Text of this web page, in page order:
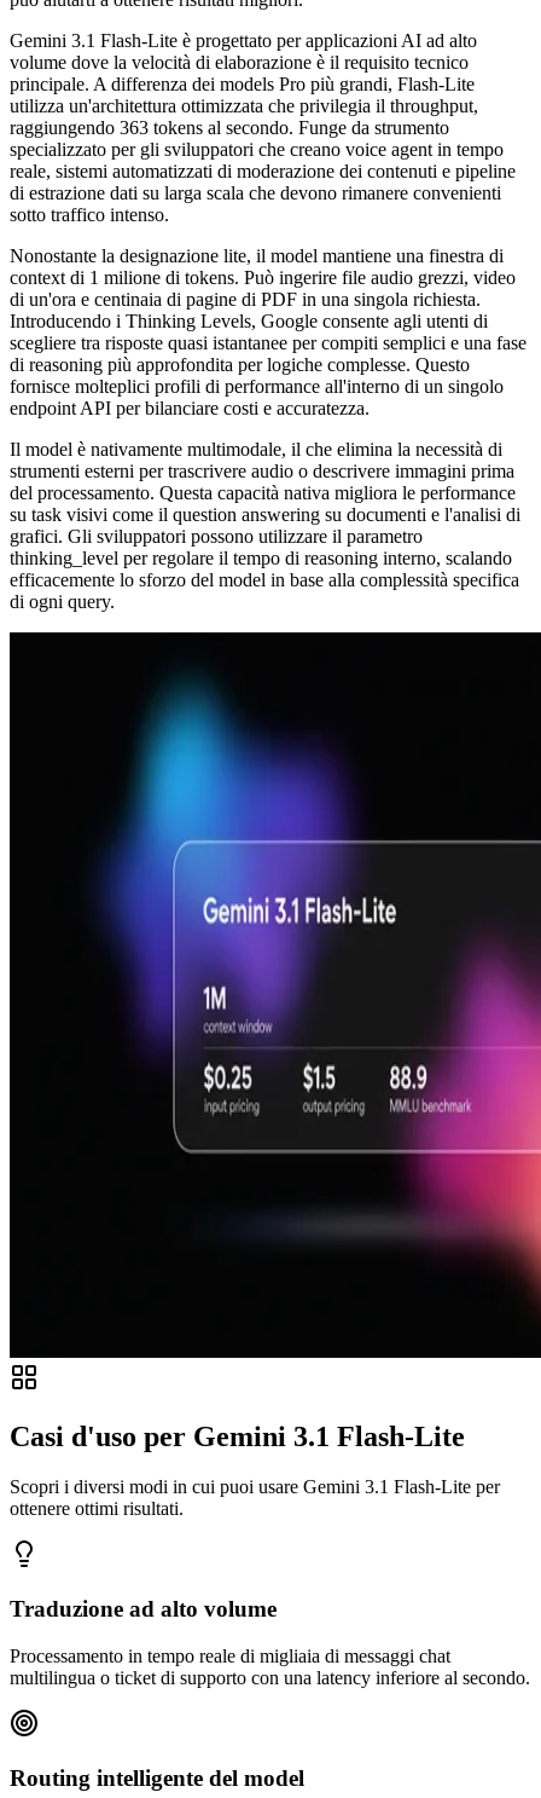
Gemini 3.1 Flash-Lite è progettato per applicazioni AI ad alto
volume dove la velocità di elaborazione è il requisito tecnico
principale. A differenza dei models Pro più grandi, Flash-Lite
utilizza un'architettura ottimizzata che privilegia il throughput,
raggiungendo 363 tokens al secondo. Funge da strumento
specializzato per gli sviluppatori che creano voice agent in tempo
reale, sistemi automatizzati di moderazione dei contenuti e pipeline
di estrazione dati su larga scala che devono rimanere convenienti
sotto traffico intenso.
Nonostante la designazione lite, il model mantiene una finestra di
context di 1 milione di tokens. Può ingerire file audio grezzi, video
di un'ora e centinaia di pagine di PDF in una singola richiesta.
Introducendo i Thinking Levels, Google consente agli utenti di
scegliere tra risposte quasi istantanee per compiti semplici e una fase
di reasoning più approfondita per logiche complesse. Questo
fornisce molteplici profili di performance all'interno di un singolo
endpoint API per bilanciare costi e accuratezza.
Il model è nativamente multimodale, il che elimina la necessità di
strumenti esterni per trascrivere audio o descrivere immagini prima
del processamento. Questa capacità nativa migliora le performance
su task visivi come il question answering su documenti e l'analisi di
grafici. Gli sviluppatori possono utilizzare il parametro
thinking_level per regolare il tempo di reasoning interno, scalando
efficacemente lo sforzo del model in base alla complessità specifica
di ogni query.
Casi d'uso per Gemini 3.1 Flash-Lite
Scopri i diversi modi in cui puoi usare Gemini 3.1 Flash-Lite per
ottenere ottimi risultati.
Traduzione ad alto volume
Processamento in tempo reale di migliaia di messaggi chat
multilingua o ticket di supporto con una latency inferiore al secondo.
Routing intelligente del model